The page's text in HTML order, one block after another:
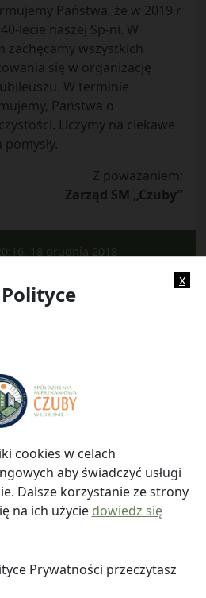
Państwa, że w 2019 r.
lecie naszej Sp-ni. W
zachęcamy wszystkich
się w organizację
W terminie
Państwa o
Liczymy na ciekawe
Z poważaniem;
Zarząd SM „Czuby”
18 grudnia 2018
20-538 Lublin
E-mail: info@smczuby.pl
x
cookies w celach
aby świadczyć usługi
Dalsze korzystanie ze strony
na ich użycie dowiedz się
Prywatności przeczytasz